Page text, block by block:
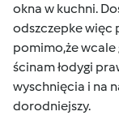
okna w kuchni.
odszczepke więc
pomimo,że wcale
ścinam łodygi
wyschnięcia i na
dorodniejszy.